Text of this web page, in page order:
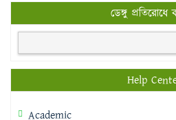
ডেঙ্গু প্রতিরোধে
Help
Academic